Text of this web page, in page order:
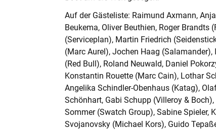
DIAGNOSTICS
Nutzen Sie unsere professionellen Tools!
KANDIDAT:INNEN
CONNECT
Wir eröffnen Ihnen auf diskrete Weise
Auf der Gästeliste: Raimund Axmann,
Beukema, Oliver Beuthien, Roger Brandts
(Serviceplan), Martin Friedrich
(Marc Aurel), Jochen Haag
(Red Bull), Roland Neuwald, Daniel
Konstantin Rouette (Marc Cain), Lothar
Angelika Schindler-Obenhaus (Katag),
Schönhart, Gabi Schupp (Villeroy &
Sommer (Swatch Group), Sabine Spieler,
Svojanovsky (Michael Kors), Guido